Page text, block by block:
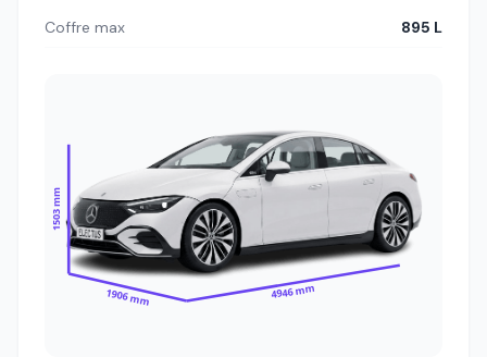
Coffre max 895 L
1503 mm
1906 mm 4946 mm